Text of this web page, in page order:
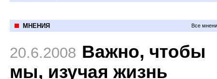
МНЕНИЯ Все
20.6.2008 Важно, чтобы
мы, изучая жизнь